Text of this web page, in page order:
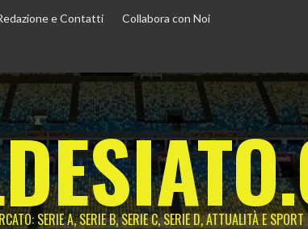
e Contatti Collabora con Noi
SERIE A, SERIE B, SERIE C, SERIE D, ATTUALITÀ E SPORT